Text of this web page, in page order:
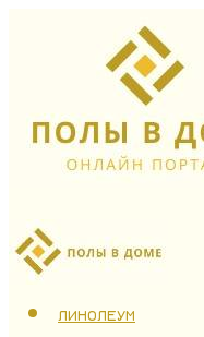
ЛАМИНАТ
ЛИНОЛЕУМ